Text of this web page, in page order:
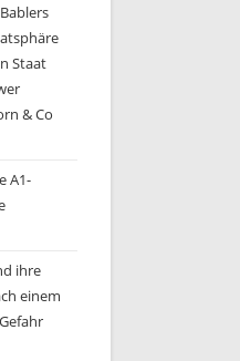
Staat
& Co
A1-
ihre
einem